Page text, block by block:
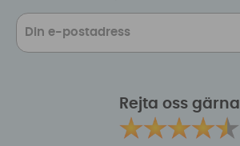
Rejta oss gärna